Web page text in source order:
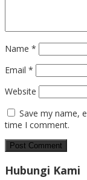
Name *
Email *
Website
Save my name,
time I comment.
Hubungi Kami